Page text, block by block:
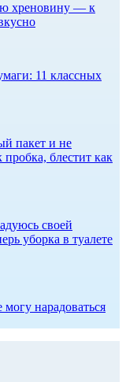
хреновину — к
11 классных
пакет и не
пробка, блестит как
своей
уборка в туалете
нарадоваться